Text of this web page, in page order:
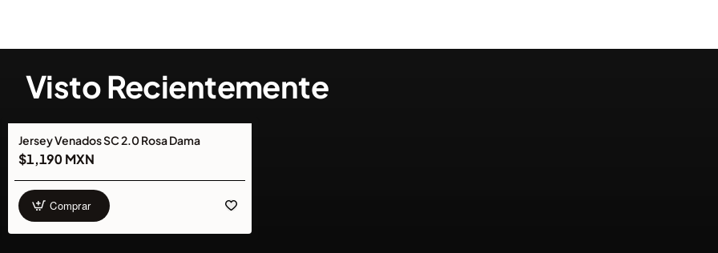
Visto Recientemente
NUEVO
Jersey Venados SC 2.0 Rosa Dama
$1,190 MXN
Comprar